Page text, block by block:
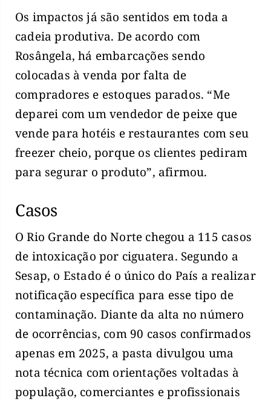
Os impactos já são sentidos em toda a
cadeia produtiva. De acordo com
Rosângela, há embarcações sendo
colocadas à venda por falta de
compradores e estoques parados. “Me
deparei com um vendedor de peixe que
vende para hotéis e restaurantes com seu
freezer cheio, porque os clientes pediram
para segurar o produto”, afirmou.
Casos
O Rio Grande do Norte chegou a 115 casos
de intoxicação por ciguatera. Segundo a
Sesap, o Estado é o único do País a realizar
notificação específica para esse tipo de
contaminação. Diante da alta no número
de ocorrências, com 90 casos confirmados
apenas em 2025, a pasta divulgou uma
nota técnica com orientações voltadas à
população, comerciantes e profissionais